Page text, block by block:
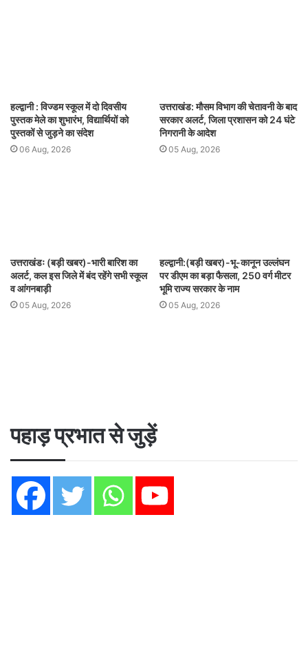
हल्द्वानी : विज्डम स्कूल में दो दिवसीय
पुस्तक मेले का शुभारंभ, विद्यार्थियों को
पुस्तकों से जुड़ने का संदेश
06 Aug, 2026
उत्तराखंड: मौसम विभाग की चेतावनी के बाद
सरकार अलर्ट, जिला प्रशासन को 24 घंटे
निगरानी के आदेश
05 Aug, 2026
उत्तराखंडः (बड़ी खबर)-भारी बारिश का
अलर्ट, कल इस जिले में बंद रहेंगे सभी स्कूल
व आंगनबाड़ी
05 Aug, 2026
हल्द्वानी:(बड़ी खबर)-भू-कानून उल्लंघन
पर डीएम का बड़ा फैसला, 250 वर्ग मीटर
भूमि राज्य सरकार के नाम
05 Aug, 2026
पहाड़ प्रभात से जुड़ें